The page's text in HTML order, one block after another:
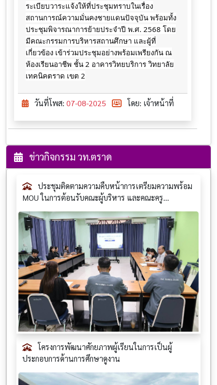
ระเบียบวาระแจ้งให้ที่ประชุมทราบในเรื่อง
สถานการณ์ความมั่นคงชายแดนปัจจุบัน พร้อมทั้ง
ประชุมพิจารณาการย้ายประจำปี พ.ศ. 2568 โดย
มีคณะกรรมการบริหารสถานศึกษา และผู้ที่
เกี่ยวข้อง เข้าร่วมประชุมอย่างพร้อมเพรียงกัน ณ
ห้องเรียนอาชีพ ชั้น 2 อาคารวิทยบริการ วิทยาลัย
เทคนิคตราด เขต 2
วันที่โพส: 07-08-2025 โดย: เจ้าหน้าที่
ข่าวกิจกรรม วท.ตราด
ประชุมติดตามความคืบหน้าการเตรียมความพร้อม
MOU ในการต้อนรับคณะผู้บริหาร และคณะครู...
โครงการพัฒนาศักยภาพผู้เรียนในการเป็นผู้
ประกอบการด้านการศึกษาดูงาน